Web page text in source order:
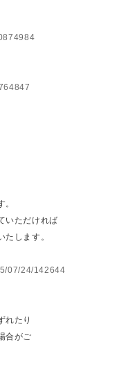
いただければ
します。
07/24/142644
れたり
合がご